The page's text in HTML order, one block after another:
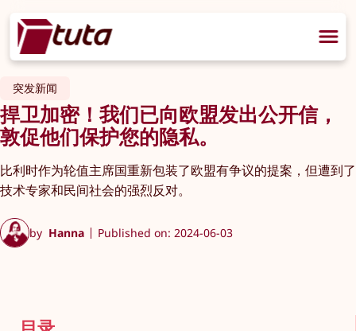
突发新闻
捍卫加密！我们已向欧盟发出公开信，
敦促他们保护您的隐私。
比利时作为轮值主席国重新包装了欧盟有争议的提案，但遭到了
技术专家和民间社会的强烈反对。
by Hanna Published on: 2024-06-03